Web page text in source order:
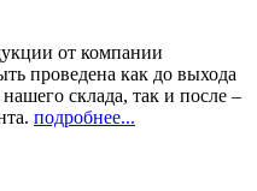
от компании
проведена как до выхода
склада, так и после –
подробнее...